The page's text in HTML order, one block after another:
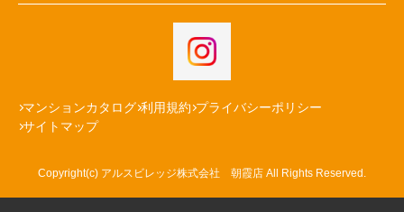
マンションカタログ 利用規約 プライバシーポリシー
サイトマップ
Copyright(c) アルスビレッジ株式会社 朝霞店 All Rights Reserved.